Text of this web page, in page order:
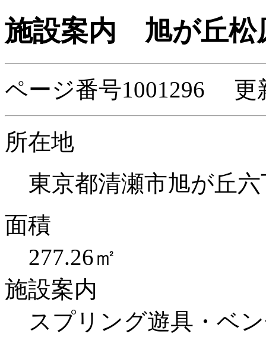
施設案内 旭が丘松
ページ番号1001296 更
所在地
東京都清瀬市旭が丘六
面積
277.26㎡
施設案内
スプリング遊具・ベ